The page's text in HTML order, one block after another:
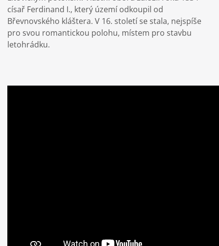
císař Ferdinand I., který území odkoupil od
Břevnovského kláštera. V 16. století se stala, nejspíše
pro svou romantickou polohu, místem pro stavbu
letohrádku.